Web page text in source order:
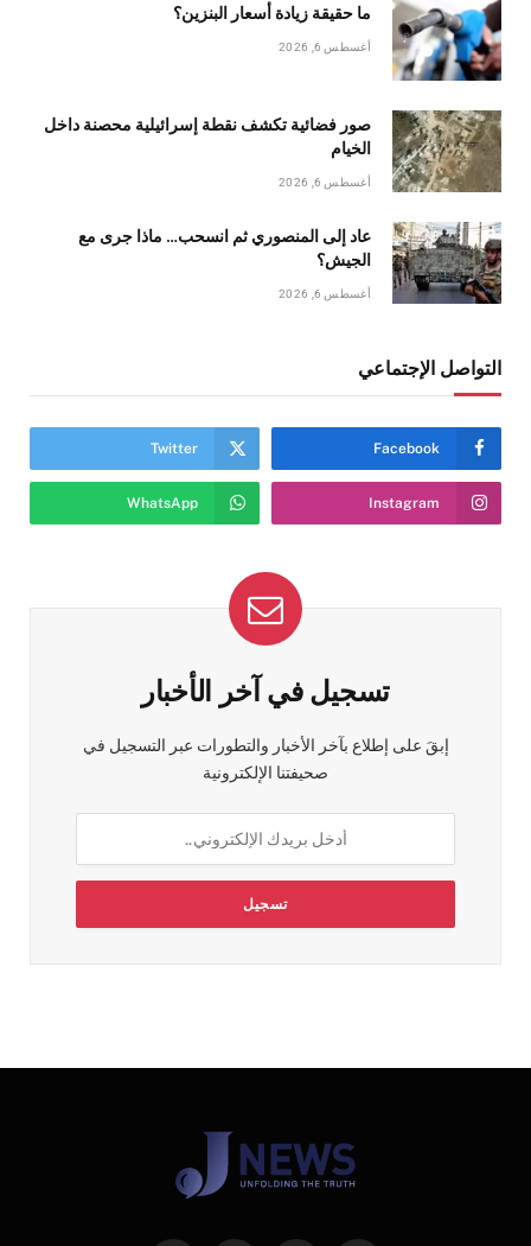
ما حقيقة زيادة أسعار البنزين؟
أغسطس 6, 2026
صور فضائية تكشف نقطة إسرائيلية محصنة داخل
الخيام
أغسطس 6, 2026
عاد إلى المنصوري ثم انسحب… ماذا جرى مع
الجيش؟
أغسطس 6, 2026
التواصل الإجتماعي
Facebook
Twitter
Instagram
WhatsApp
تسجيل في آخر الأخبار
إبقَ على إطلاع بآخر الأخبار والتطورات عبر التسجيل في
صحيفتنا الإلكترونية